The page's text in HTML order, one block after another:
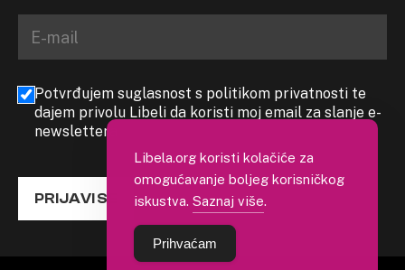
Potvrđujem suglasnost s politikom privatnosti te
dajem privolu Libeli da koristi moj email za slanje e-
newslettera
PRIJAVI SE
Libela.org koristi kolačiće za
omogućavanje boljeg korisničkog
iskustva. Saznaj više.
Prihvaćam